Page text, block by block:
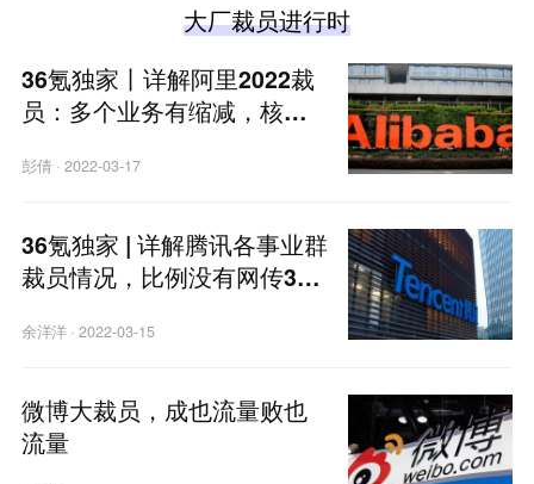
大厂裁员进行时
36氪独家丨详解阿里2022裁
员：多个业务有缩减，核心
彭倩· 2022-03-17
36氪独家 | 详解腾讯各事业群
裁员情况，比例没有网传30%
余洋洋·2022-03-15
微博大裁员，成也流量败也
流量